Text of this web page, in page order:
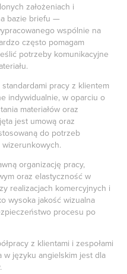
założeniach i
bazie briefu —
wspólnie na
często pomagam
potrzeby komunikacyjne
pracy z klientem
indywidualnie, w oparciu o
materiałów oraz
jest umową oraz
do potrzeb
organizację pracy,
oraz elastyczność w
realizacjach komercyjnych i
wysoka jakość wizualna
procesu po
z klientami i zespołami
języku angielskim jest dla